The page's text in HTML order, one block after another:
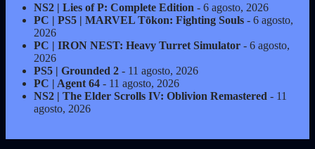
NS2 | Lies of P: Complete Edition - 6 agosto, 2026
PC | PS5 | MARVEL Tōkon: Fighting Souls - 6 agosto,
2026
PC | IRON NEST: Heavy Turret Simulator - 6 agosto,
2026
PS5 | Grounded 2 - 11 agosto, 2026
PC | Agent 64 - 11 agosto, 2026
NS2 | The Elder Scrolls IV: Oblivion Remastered - 11
agosto, 2026